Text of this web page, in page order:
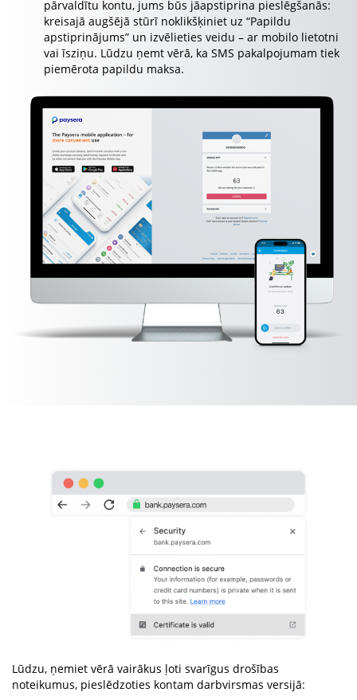
pārvaldītu kontu, jums būs jāapstiprina pieslēgšanās:
kreisajā augšējā stūrī noklikšķiniet uz “Papildu
apstiprinājums” un izvēlieties veidu – ar mobilo lietotni
vai īsziņu. Lūdzu ņemt vērā, ka SMS pakalpojumam tiek
piemērota papildu maksa.
Lūdzu, ņemiet vērā vairākus ļoti svarīgus drošības
noteikumus, pieslēdzoties kontam darbvirsmas versijā: